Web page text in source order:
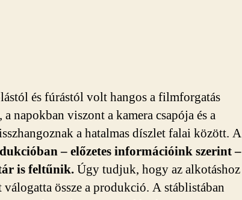
és fúrástól volt hangos a filmforgatás
napokban viszont a kamera csapója és a
a hatalmas díszlet falai között. A
– előzetes információink szerint –
is feltűnik.Úgy tudjuk, hogy az alkotáshoz
össze a produkció. A stáblistában